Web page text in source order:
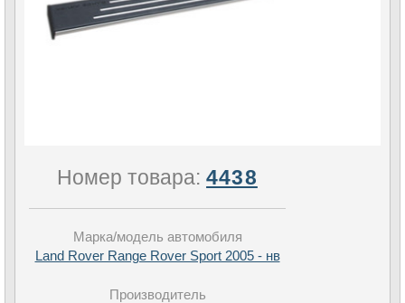
Номер товара:4438
Марка/модель автомобиля
Land Rover Range Rover Sport 2005 - нв
Производитель